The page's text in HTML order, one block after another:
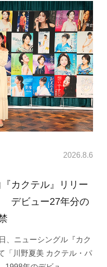
2026.8.6
カクテル』リリー
デビュー27年分の
、ニューシングル『カク
「川野夏美 カクテル・パ